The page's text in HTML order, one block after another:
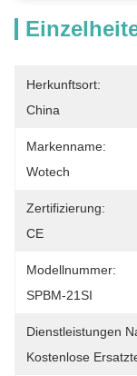
Herkunftsort:
China
Markenname:
Wotech
Zertifizierung:
CE
Modellnummer:
SPBM-21SI
Dienstleistungen
Kostenlose